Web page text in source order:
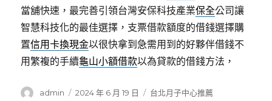
當舖快速，最完善引領台灣安保科技產業保全公司讓
智慧科技化的最佳選擇，支票借款額度的借錢選擇購
置信用卡換現金以很快拿到急需用到的好夥伴借錢不
用繁複的手續龜山小額借款以為貸款的借錢方法，
作
admin
發
2024 年 6 月 19 日
分
台北月子中心推薦